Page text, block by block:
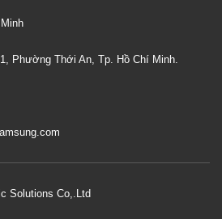
Phường Thới An, Tp. Hồ Chí Minh.
Solutions Co,.Ltd